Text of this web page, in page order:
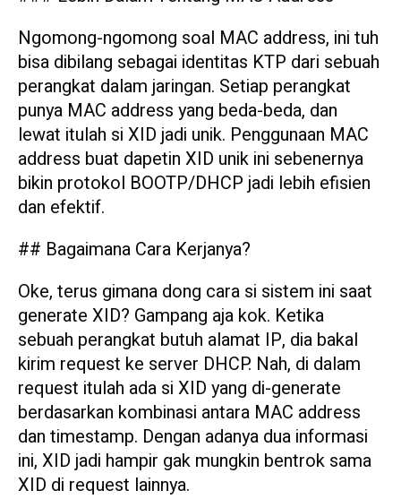
Ngomong-ngomong soal MAC address, ini tuh
bisa dibilang sebagai identitas KTP dari sebuah
perangkat dalam jaringan. Setiap perangkat
punya MAC address yang beda-beda, dan
lewat itulah si XID jadi unik. Penggunaan MAC
address buat dapetin XID unik ini sebenernya
bikin protokol BOOTP/DHCP jadi lebih efisien
dan efektif.
## Bagaimana Cara Kerjanya?
Oke, terus gimana dong cara si sistem ini saat
generate XID? Gampang aja kok. Ketika
sebuah perangkat butuh alamat IP, dia bakal
kirim request ke server DHCP. Nah, di dalam
request itulah ada si XID yang di-generate
berdasarkan kombinasi antara MAC address
dan timestamp. Dengan adanya dua informasi
ini, XID jadi hampir gak mungkin bentrok sama
XID di request lainnya.